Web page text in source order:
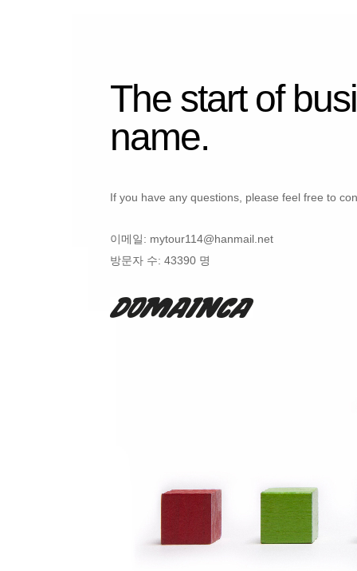
The start of
name.
If you have any questions, please feel free to
이메일: mytour114@hanmail.net
방문자 수: 43390 명